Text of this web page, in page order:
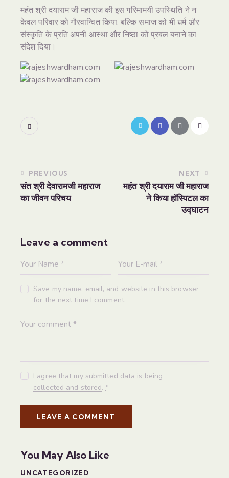
महंत श्री दयाराम जी महाराज की इस गरिमामयी उपस्थिति ने न
केवल परिवार को गौरवान्वित किया, बल्कि समाज को भी धर्म और
संस्कृति के प्रति अपनी आस्था और निष्ठा को प्रबल बनाने का
संदेश दिया।
PREVIOUS
संत श्री देवारामजी महाराज
का जीवन परिचय
NEXT
महंत श्री दयाराम जी महाराज
ने किया हॉस्पिटल का
उद्घाटन
Leave a comment
Save my name, email, and website in this browser
for the next time I comment.
I agree that my submitted data is being
collected and stored.*
You May Also Like
UNCATEGORIZED